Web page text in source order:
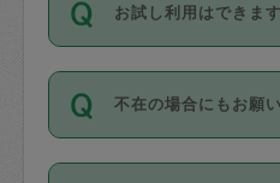
ールに記載していま
を依頼してください
※テストセンターの
参考
【詳細】タス
す。
写真を撮り、
タスカジさんへ「募
可能です。
す。
1. 直前キャンセル
共通）
お試し利用はできま
「お試し利用」と
せんが、「一回のみ
とによって、気に
不在の場合にもお願
不在の場合の作業